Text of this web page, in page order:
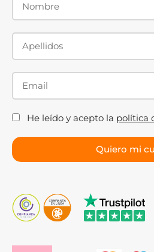
He leído y acepto la política